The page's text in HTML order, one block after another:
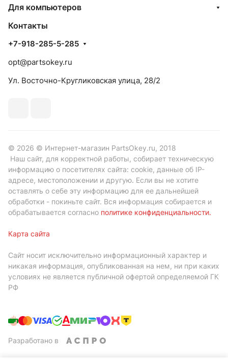
Для компьютеров
Контакты
+7-918-285-5-285
opt@partsokey.ru
Ул. Восточно-Кругликовская улица, 28/2
© 2026 © Интернет-магазин PartsOkey.ru, 2018
Наш сайт, для корректной работы, собирает техническую
информацию о посетителях сайта: cookie, данные об IP-
адресе, местоположении и другую. Если вы не хотите
оставлять о себе эту информацию для ее дальнейшей
обработки - покиньте сайт. Вся информация собирается и
обрабатывается согласно политике конфиденциальности.
Карта сайта
Сайт носит исключительно информационный характер и
никакая информация, опубликованная на нем, ни при каких
условиях не является публичной офертой определяемой ГК
РФ
Разработано в